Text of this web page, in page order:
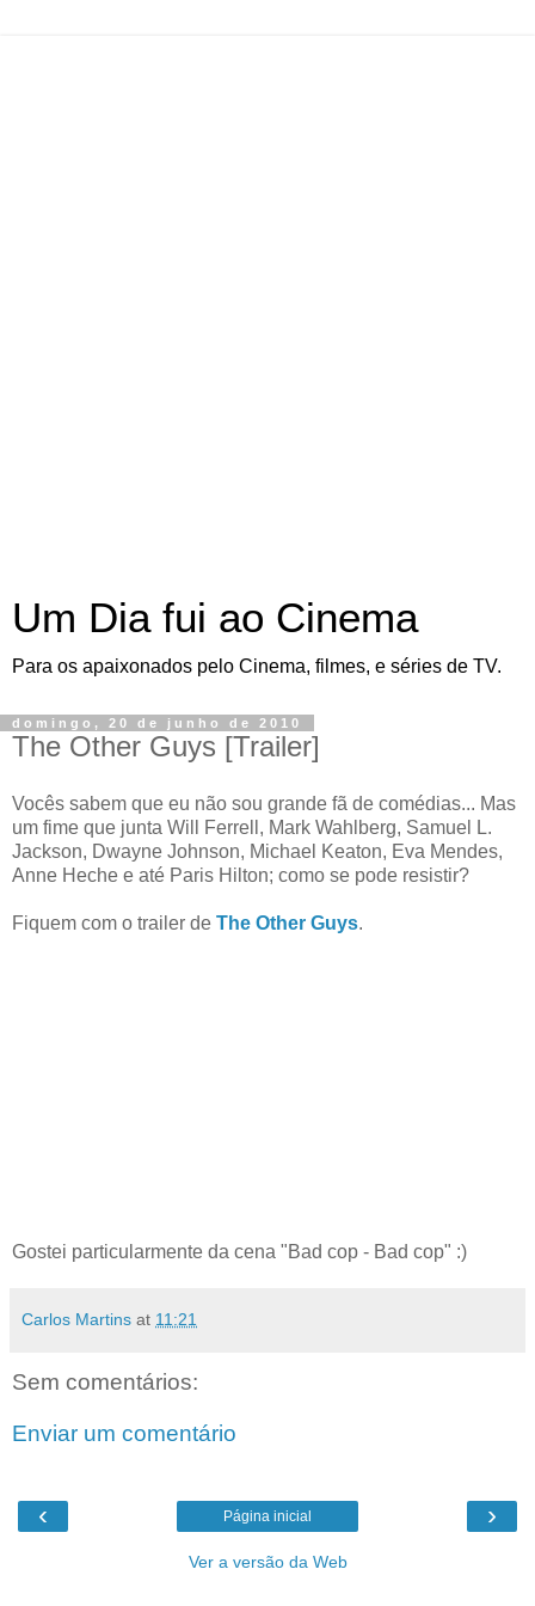
Um Dia fui ao Cinema
Para os apaixonados pelo Cinema, filmes, e séries de TV.
domingo, 20 de junho de 2010
The Other Guys [Trailer]
Vocês sabem que eu não sou grande fã de comédias... Mas
um fime que junta Will Ferrell, Mark Wahlberg, Samuel L.
Jackson, Dwayne Johnson, Michael Keaton, Eva Mendes,
Anne Heche e até Paris Hilton; como se pode resistir?
Fiquem com o trailer de The Other Guys.
Gostei particularmente da cena "Bad cop - Bad cop" :)
Carlos Martins at 11:21
Sem comentários:
Enviar um comentário
‹ ›
Página inicial
Ver a versão da Web